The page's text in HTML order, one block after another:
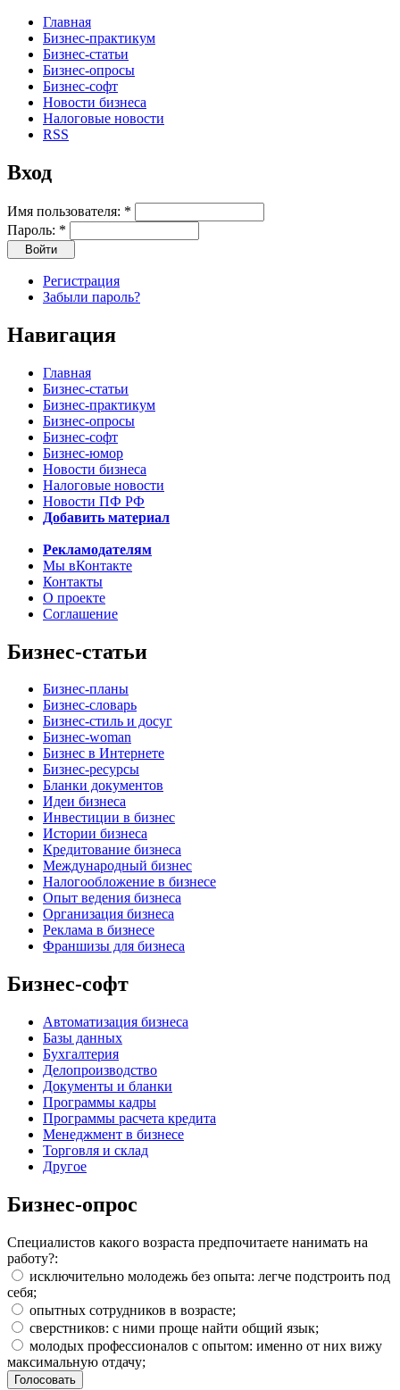
Главная
Бизнес-практикум
Бизнес-статьи
Бизнес-опросы
Бизнес-софт
Новости бизнеса
Налоговые новости
RSS
Вход
Имя пользователя: *
Пароль: *
Регистрация
Забыли пароль?
Навигация
Главная
Бизнес-статьи
Бизнес-практикум
Бизнес-опросы
Бизнес-софт
Бизнес-юмор
Новости бизнеса
Налоговые новости
Новости ПФ РФ
Добавить материал
Рекламодателям
Мы вКонтакте
Контакты
О проекте
Соглашение
Бизнес-статьи
Бизнес-планы
Бизнес-словарь
Бизнес-стиль и досуг
Бизнес-woman
Бизнес в Интернете
Бизнес-ресурсы
Бланки документов
Идеи бизнеса
Инвестиции в бизнес
Истории бизнеса
Кредитование бизнеса
Международный бизнес
Налогообложение в бизнесе
Опыт ведения бизнеса
Организация бизнеса
Реклама в бизнесе
Франшизы для бизнеса
Бизнес-софт
Автоматизация бизнеса
Базы данных
Бухгалтерия
Делопроизводство
Документы и бланки
Программы кадры
Программы расчета кредита
Менеджмент в бизнесе
Торговля и склад
Другое
Бизнес-опрос
Специалистов какого возраста предпочитаете нанимать на
работу?:
исключительно молодежь без опыта: легче подстроить под
себя;
опытных сотрудников в возрасте;
сверстников: с ними проще найти общий язык;
молодых профессионалов с опытом: именно от них вижу
максимальную отдачу;